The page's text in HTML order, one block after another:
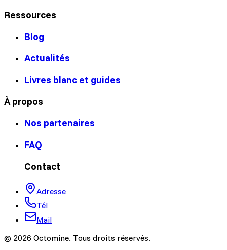
Ressources
Blog
Actualités
Livres blanc et guides
À propos
Nos partenaires
FAQ
Contact
Adresse
Tél
Mail
© 2026 Octomine. Tous droits réservés.